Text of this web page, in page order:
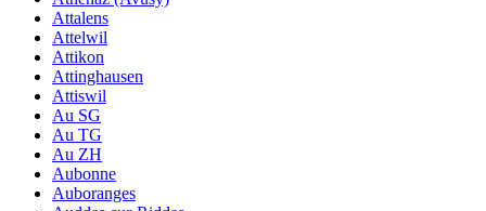
Attalens
Attelwil
Attikon
Attinghausen
Attiswil
Au SG
Au TG
Au ZH
Aubonne
Auboranges